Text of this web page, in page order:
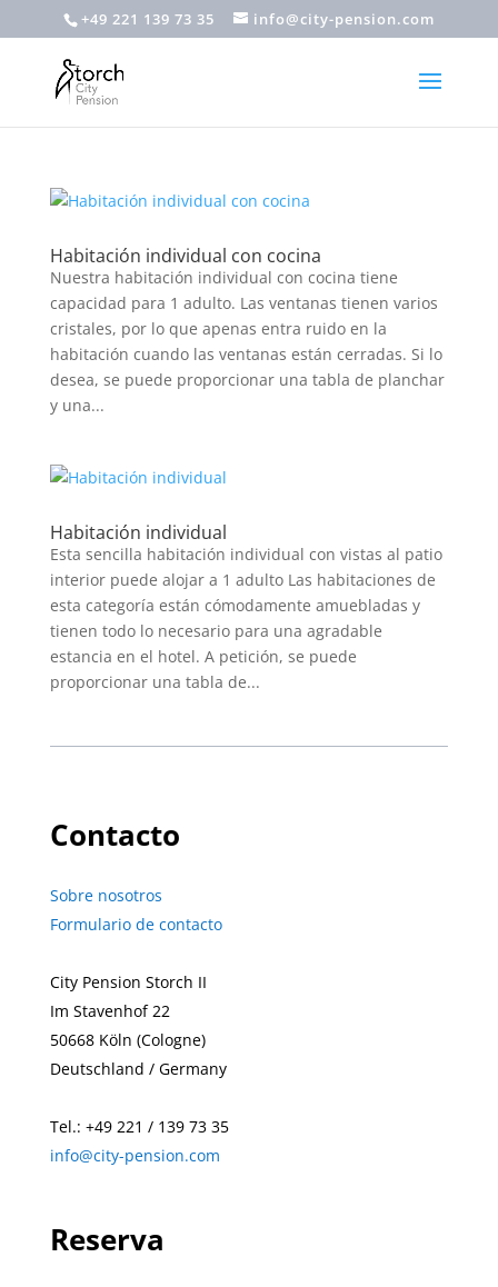
+49 221 139 73 35 info@city-pension.com
Habitación individual con cocina
Nuestra habitación individual con cocina tiene
capacidad para 1 adulto. Las ventanas tienen varios
cristales, por lo que apenas entra ruido en la
habitación cuando las ventanas están cerradas. Si lo
desea, se puede proporcionar una tabla de planchar
y una...
Habitación individual
Esta sencilla habitación individual con vistas al patio
interior puede alojar a 1 adulto Las habitaciones de
esta categoría están cómodamente amuebladas y
tienen todo lo necesario para una agradable
estancia en el hotel. A petición, se puede
proporcionar una tabla de...
Contacto
Sobre nosotros
Formulario de contacto
City Pension Storch II
Im Stavenhof 22
50668Köln (Cologne)
Deutschland / Germany
Tel.: +49 221 / 139 73 35
info@city-pension.com
Reserva